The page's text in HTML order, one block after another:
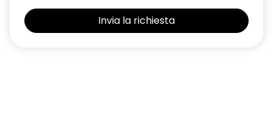
Selleria Stepway in tessuto blu e nero